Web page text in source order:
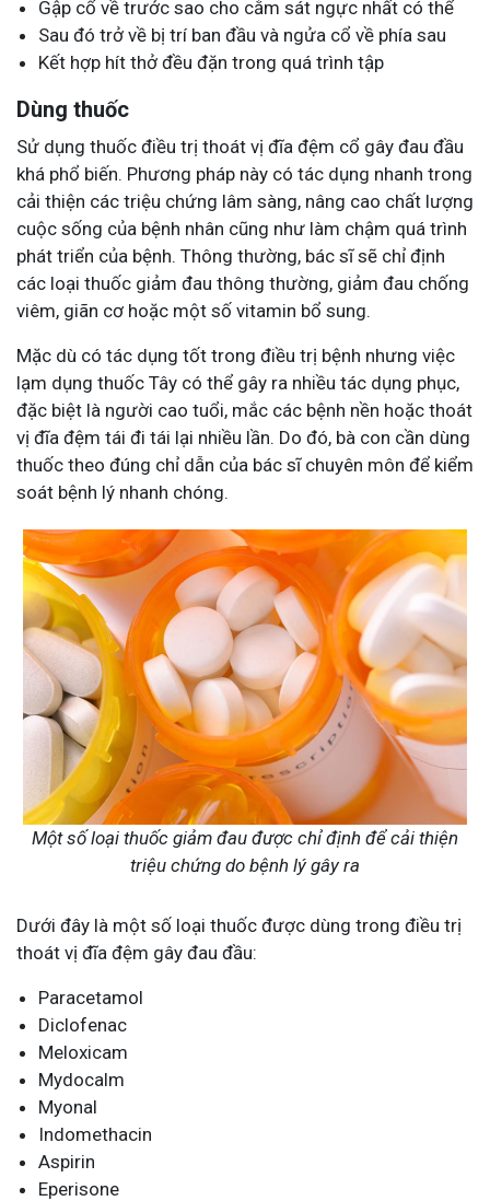
Gập cổ về trước sao cho cằm sát ngực nhất có thể
Sau đó trở về bị trí ban đầu và ngửa cổ về phía sau
Kết hợp hít thở đều đặn trong quá trình tập
Dùng thuốc
Sử dụng thuốc điều trị thoát vị đĩa đệm cổ gây đau đầu
khá phổ biến. Phương pháp này có tác dụng nhanh trong
cải thiện các triệu chứng lâm sàng, nâng cao chất lượng
cuộc sống của bệnh nhân cũng như làm chậm quá trình
phát triển của bệnh. Thông thường, bác sĩ sẽ chỉ định
các loại thuốc giảm đau thông thường, giảm đau chống
viêm, giãn cơ hoặc một số vitamin bổ sung.
Mặc dù có tác dụng tốt trong điều trị bệnh nhưng việc
lạm dụng thuốc Tây có thể gây ra nhiều tác dụng phục,
đặc biệt là người cao tuổi, mắc các bệnh nền hoặc thoát
vị đĩa đệm tái đi tái lại nhiều lần. Do đó, bà con cần dùng
thuốc theo đúng chỉ dẫn của bác sĩ chuyên môn để kiểm
soát bệnh lý nhanh chóng.
Một số loại thuốc giảm đau được chỉ định để cải thiện
triệu chứng do bệnh lý gây ra
Dưới đây là một số loại thuốc được dùng trong điều trị
thoát vị đĩa đệm gây đau đầu:
Paracetamol
Diclofenac
Meloxicam
Mydocalm
Myonal
Indomethacin
Aspirin
Eperisone